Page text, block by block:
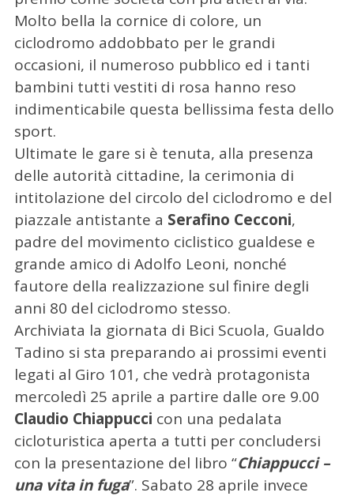
Molto bella la cornice di colore, un
ciclodromo addobbato per le grandi
occasioni, il numeroso pubblico ed i tanti
bambini tutti vestiti di rosa hanno reso
indimenticabile questa bellissima festa dello
sport.
Ultimate le gare si è tenuta, alla presenza
delle autorità cittadine, la cerimonia di
intitolazione del circolo del ciclodromo e del
piazzale antistante a Serafino Cecconi,
padre del movimento ciclistico gualdese e
grande amico di Adolfo Leoni, nonché
fautore della realizzazione sul finire degli
anni 80 del ciclodromo stesso.
Archiviata la giornata di Bici Scuola, Gualdo
Tadino si sta preparando ai prossimi eventi
legati al Giro 101, che vedrà protagonista
mercoledì 25 aprile a partire dalle ore 9.00
Claudio Chiappucci con una pedalata
cicloturistica aperta a tutti per concludersi
con la presentazione del libro “Chiappucci –
una vita in fuga”. Sabato 28 aprile invece
C
r
c